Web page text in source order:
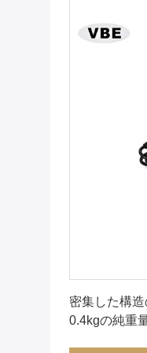
密集した構
0.4kgの純重